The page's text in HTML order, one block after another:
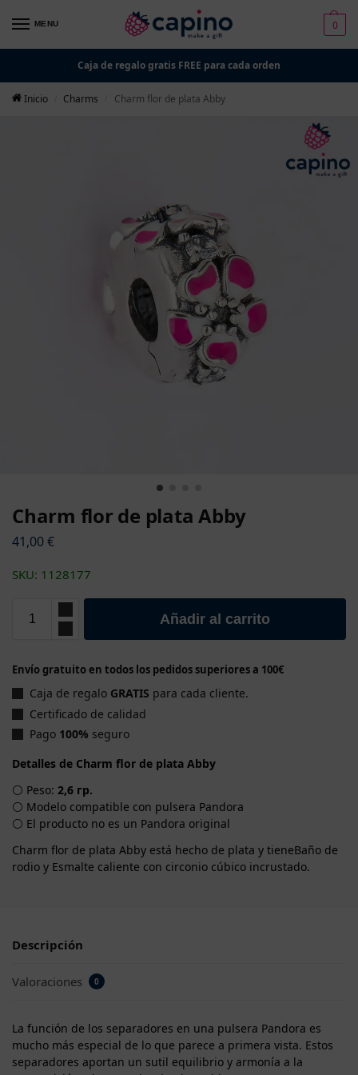
MENU 0
Caja de regalo gratis FREE para cada orden
Inicio Charms Charm flor de plata Abby
Charm flor de plata Abby
41,00€
SKU: 1128177
Añadir al carrito
Envío gratuito en todos los pedidos superiores a 100€
Caja de regalo GRATIS para cada cliente.
Certificado de calidad
Pago 100% seguro
Detalles de Charm flor de plata Abby
⚪ Peso: 2,6 гр.
⚪ Modelo compatible con pulsera Pandora
⚪ El producto no es un Pandora original
Charm flor de plata Abby está hecho de plata y tieneBaño de
rodio y Esmalte caliente con circonio cúbico incrustado.
Descripción
Valoraciones 0
La función de los separadores en una pulsera Pandora es
mucho más especial de lo que parece a primera vista. Estos
separadores aportan un sutil equilibrio y armonía a la